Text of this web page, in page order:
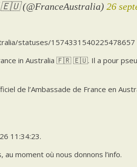
(@FranceAustralia)26
statuses/1574331540225478657
in Australia 🇫🇷 🇪🇺. Il a pour
de l’Ambassade de France en
11:34:23.
moment où nous donnons l’info.